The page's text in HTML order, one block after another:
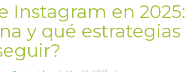
Instagram en 2025:
y qué estrategias